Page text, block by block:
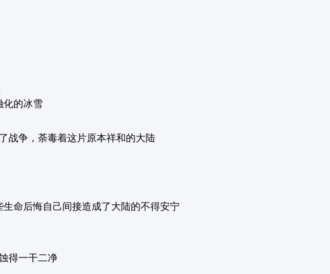
化的冰雪
战争，荼毒着这片原本祥和的大陆
命后悔自己间接造成了大陆的不得安宁
得一干二净